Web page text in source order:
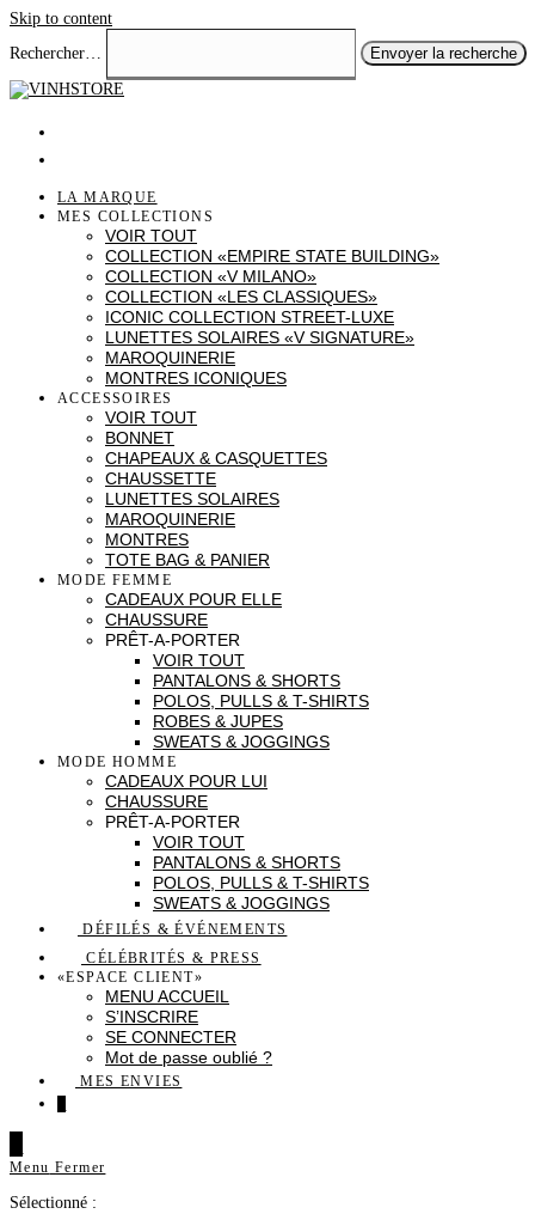
Skip to content
Rechercher…
Envoyer la recherche
LA MARQUE
MES COLLECTIONS
VOIR TOUT
COLLECTION «EMPIRE STATE BUILDING»
COLLECTION «V MILANO»
COLLECTION «LES CLASSIQUES»
ICONIC COLLECTION STREET-LUXE
LUNETTES SOLAIRES «V SIGNATURE»
MAROQUINERIE
MONTRES ICONIQUES
ACCESSOIRES
VOIR TOUT
BONNET
CHAPEAUX & CASQUETTES
CHAUSSETTE
LUNETTES SOLAIRES
MAROQUINERIE
MONTRES
TOTE BAG & PANIER
MODE FEMME
CADEAUX POUR ELLE
CHAUSSURE
PRÊT-A-PORTER
VOIR TOUT
PANTALONS & SHORTS
POLOS, PULLS & T-SHIRTS
ROBES & JUPES
SWEATS & JOGGINGS
MODE HOMME
CADEAUX POUR LUI
CHAUSSURE
PRÊT-A-PORTER
VOIR TOUT
PANTALONS & SHORTS
POLOS, PULLS & T-SHIRTS
SWEATS & JOGGINGS
DÉFILÉS & ÉVÉNEMENTS
CÉLÉBRITÉS & PRESS
«ESPACE CLIENT»
MENU ACCUEIL
S’INSCRIRE
SE CONNECTER
Mot de passe oublié ?
MES ENVIES
Menu Fermer
Sélectionné :